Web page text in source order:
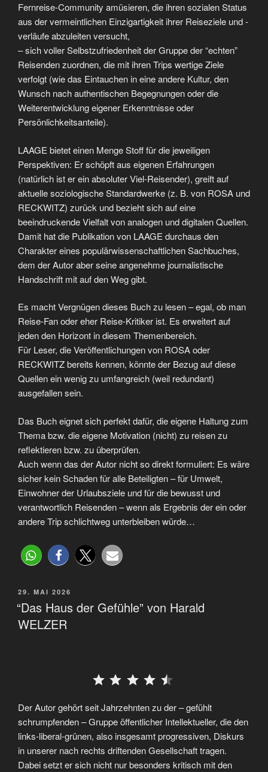
Fernreise-Community amüsieren, die ihren sozialen Status
aus der vermeintlichen Einzigartigkeit ihrer Reiseziele und -
verläufe abzuleiten versucht,
– sich voller Selbstzufriedenheit der Gruppe der “echten”
Reisenden zuordnen, die mit ihren Trips wertige Ziele
verfolgt (wie das Eintauchen in eine andere Kultur, den
Wunsch nach authentischen Begegnungen oder die
Weiterentwicklung eigener Erkenntnisse oder
Persönlichkeitsanteile).
LAAGE bietet einen Menge Stoff für die jeweiligen
Perspektiven: Er schöpft aus eigenen Erfahrungen
(natürlich ist er ein absoluter Viel-Reisender), greift auf
aktuelle soziologische Standardwerke (z. B. von ROSA und
RECKWITZ) zurück und bezieht sich auf eine
beeindruckende Vielfalt von analogen und digitalen Quellen.
Damit hat die Publikation von LAAGE durchaus den
Charakter eines populärwissenschaftlichen Sachbuches,
dem der Autor aber seine angenehme journalistische
Handschrift mit auf den Weg gibt.
Es macht Vergnügen dieses Buch zu lesen – egal, ob man
Reise-Fan oder eher Reise-Kritiker ist. Es erweitert auf
jeden den Horizont in diesem Themenbereich.
Für Leser, die Veröffentlichungen von ROSA oder
RECKWITZ bereits kennen, könnte der Bezug auf diese
Quellen ein wenig zu umfangreich (weil redundant)
ausgefallen sein.
Das Buch eignet sich perfekt dafür, die eigene Haltung zum
Thema bzw. die eigene Motivation (nicht) zu reisen zu
reflektieren bzw. zu überprüfen.
Auch wenn das der Autor nicht so direkt formuliert: Es wäre
sicher kein Schaden für alle Beteiligten – für Umwelt,
Einwohner der Urlaubsziele und für die bewusst und
verantwortlich Reisenden – wenn als Ergebnis der ein oder
andere Trip schlichtweg unterbleiben würde…
29. MAI 2026
“Das Haus der Gefühle” von Harald
WELZER
Der Autor gehört seit Jahrzehnten zu der – gefühlt
schrumpfenden – Gruppe öffentlicher Intellektueller, die den
links-liberal-grünen, also insgesamt progressiven, Diskurs
in unserer nach rechts driftenden Gesellschaft tragen.
Dabei setzt er sich nicht nur besonders kritisch mit den